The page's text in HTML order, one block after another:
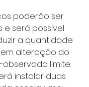
poderão ser
será possível
a quantidade
alteração do
limite.
instalar duas